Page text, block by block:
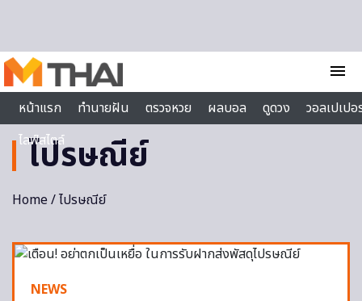
menu
หน้าแรก
ทำนายฝัน ตรวจหวย ผลบอล ดูดวง
วอลเปเป
ไลฟ์สไตล์
ไปรษณีย์
Home/ ไปรษณีย์
NEWS